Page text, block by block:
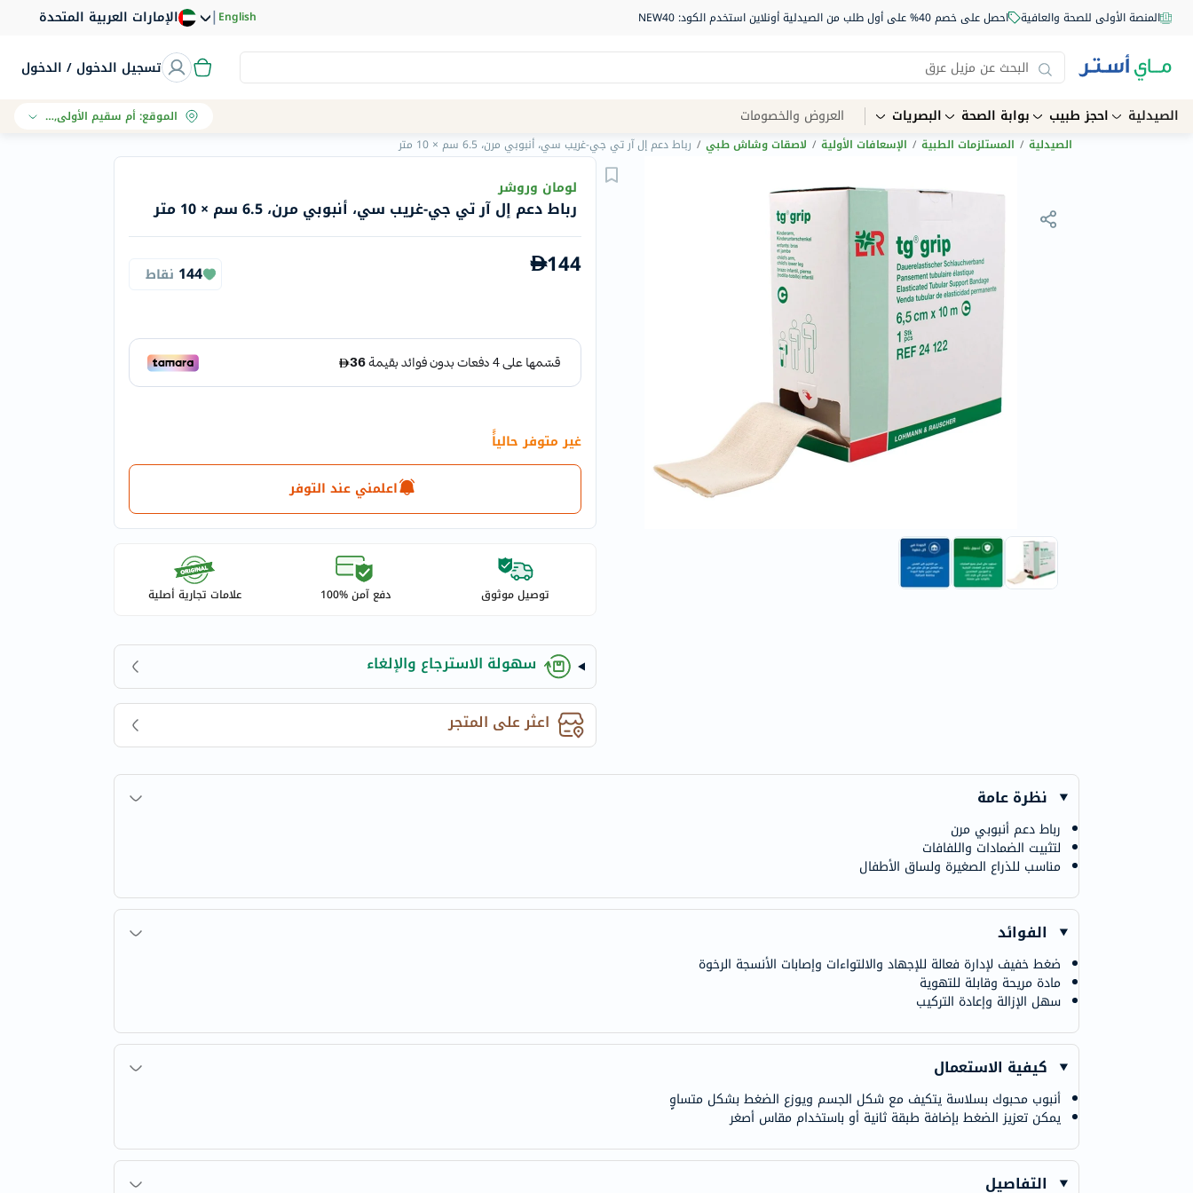
المنصة الأولى للصحة والعافية احصل على خصم 40% على أول طلب من الصيدلية أونلاين استخدم الكود: NEW40 الإمارات العربية المتحدة |English
تسجيل الدخول / الدخول
Navigation
الصيدلية
الماركات
Humantara
Posay
vitabiotics
bioderma
now
acm
country-
life
blueberry-
naturals
bepanthen
21st-
acuvue
annemarie-
freestylelibre
mustela
الصيدلية احجز طبيب بوابة الصحة البصريات العروض والخصومات الموقع:أم سقيم الأولى, دبي
الصيدلية / المستلزمات الطبية / الإسعافات الأولية / لاصقات وشاش طبي / رباط دعم إل آر تي جي-غريب سي، أنبوبي مرن، 6.5 سم × 10 متر
لومان وروشر
رباط دعم إل آر تي جي-غريب سي، أنبوبي مرن، 6.5 سم × 10 متر
144
144 نقاط
غير متوفر حالياًً
اعلمني عند التوفر
توصيل موثوق دفع آمن %100 علامات تجارية أصلية
سهولة الاسترجاع والإلغاء
اعثر على المتجر
نظرة عامة
رباط دعم أنبوبي مرن
لتثبيت الضمادات واللفافات
مناسب للذراع الصغيرة ولساق الأطفال
الفوائد
ضغط خفيف لإدارة فعالة للإجهاد والالتواءات وإصابات الأنسجة الرخوة
مادة مريحة وقابلة للتهوية
سهل الإزالة وإعادة التركيب
كيفية الاستعمال
أنبوب محبوك بسلاسة يتكيف مع شكل الجسم ويوزع الضغط بشكل متساوٍ
يمكن تعزيز الضغط بإضافة طبقة ثانية أو باستخدام مقاس أصغر
التفاصيل